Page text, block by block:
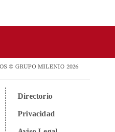
© GRUPO MILENIO 2026
Directorio
Privacidad